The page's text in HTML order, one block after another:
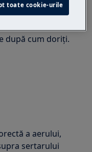
sunt
după cum doriți.
a aerului,
sertarului
toate cookie-urile